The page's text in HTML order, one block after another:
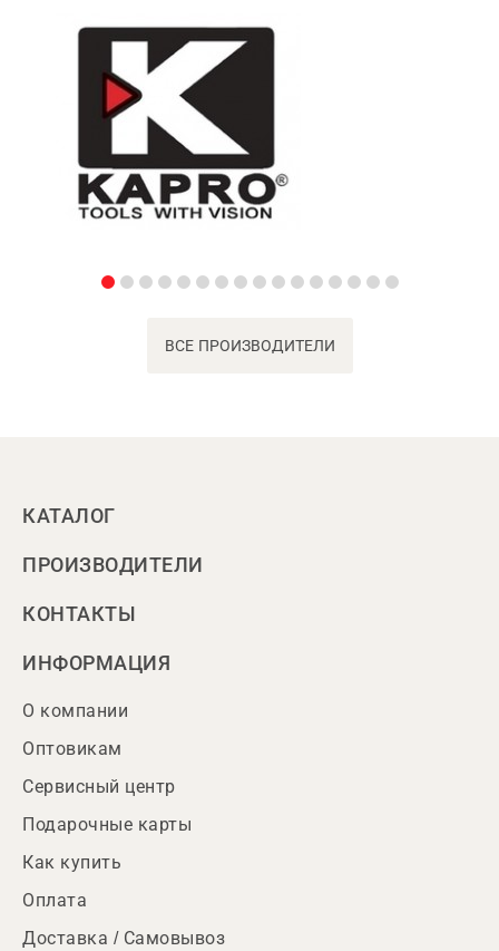
ВСЕ ПРОИЗВОДИТЕЛИ
КАТАЛОГ
ПРОИЗВОДИТЕЛИ
КОНТАКТЫ
ИНФОРМАЦИЯ
О компании
Оптовикам
Сервисный центр
Подарочные карты
Как купить
Оплата
Доставка / Самовывоз